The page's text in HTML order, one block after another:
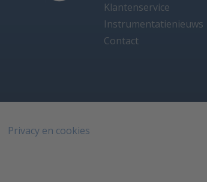
Klantenservice
Instrumentatienieuws
Contact
Privacy en cookies